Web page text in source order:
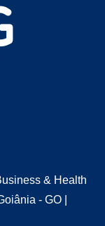
& Health
- GO |